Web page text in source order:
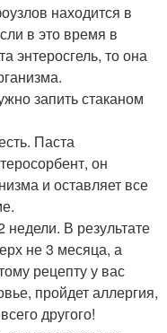
находится в
в это время в
энтеросгель, то она
запить стаканом
Паста
он
и оставляет все
В результате
не 3 месяца, а
рецепту у вас
пройдет аллергия,
другого!